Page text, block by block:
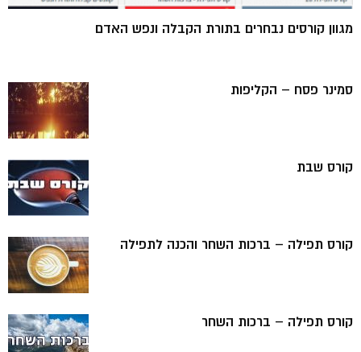
מגוון קורסים נבחרים בתורת הקבלה ונפש האדם
סמינר פסח – הקליפות
קורס שבת
קורס תפילה – ברכות השחר והכנה לתפילה
קורס תפילה – ברכות השחר